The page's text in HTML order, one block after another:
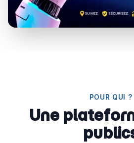
POUR QUI ?
Une